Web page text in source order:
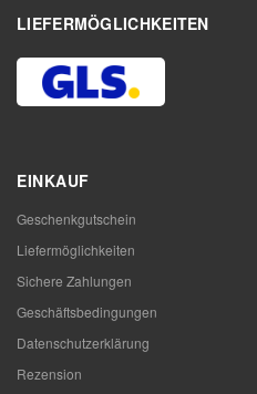
LIEFERMÖGLICHKEITEN
EINKAUF
Geschenkgutschein
Liefermöglichkeiten
Sichere Zahlungen
Geschäftsbedingungen
Datenschutzerklärung
Rezension